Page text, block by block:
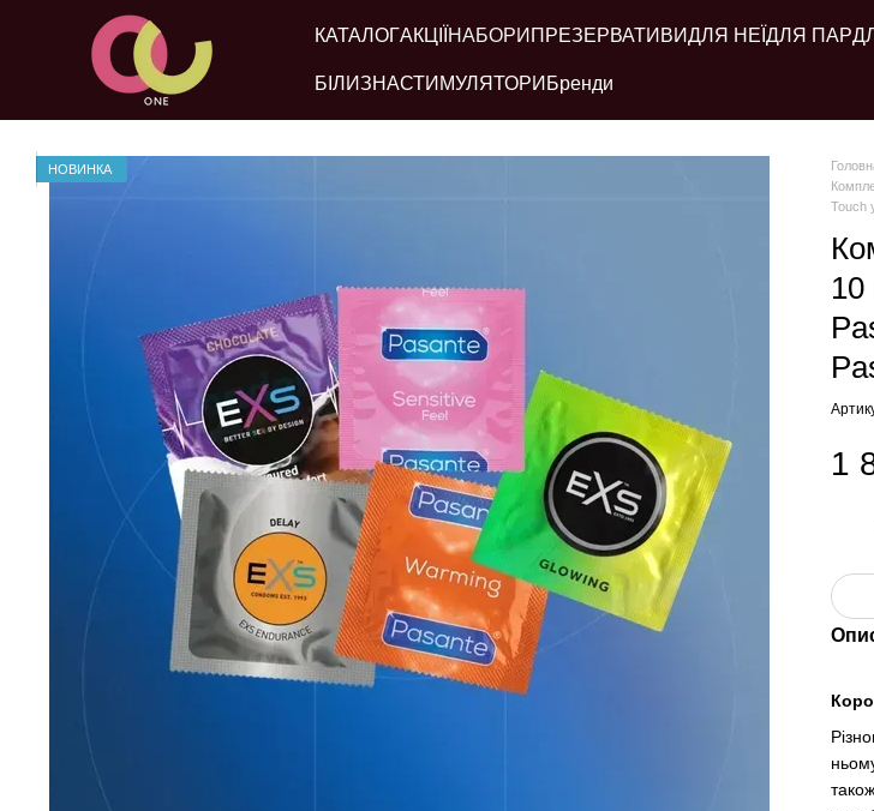
Перейти до основного контенту
КАТАЛОГАКЦІЇ НАБОРИ ПРЕЗЕРВАТИВИДЛЯ НЕЇ ДЛЯ ПАР
БІЛИЗНАСТИМУЛЯТОРИ Бренди
НОВИНКА
Touch
1